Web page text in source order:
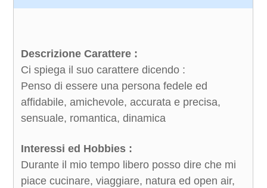
Descrizione Carattere :
Ci spiega il suo carattere dicendo :
Penso di essere una persona fedele ed
affidabile, amichevole, accurata e precisa,
sensuale, romantica, dinamica
Interessi ed Hobbies :
Durante il mio tempo libero posso dire che mi
piace cucinare, viaggiare, natura ed open air,